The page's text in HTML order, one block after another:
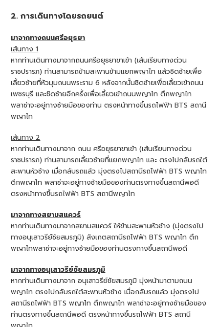
2. การเดินทางโดยรถยนต์
มาจากทางถนนศรีอยุธยา
เส้นทาง 1
หากท่านเดินทางมาจากถนนศรีอยุธยาขาเข้า (เส้นเรียบทางด่วน
ราชปรารภ) ท่านสามารถข้ามสะพานข้ามแยกพญาไท แล้วชิดซ้ายเพื่อ
เลี้ยวซ้ายที่หัวมุมถนนพระราม 6 หลังจากนั้นชิดซ้ายเพื่อเลี้ยวเข้าถนน
เพชรบุรี และชิดซ้ายอีกครั้งเพื่อเลี้ยวเข้าถนนพญาไท ตึกพญาไท
พลาซ่าจะอยู่ทางซ้ายมือของท่าน ตรงหน้าทางขึ้นรถไฟฟ้า BTS สถานี
พญาไท
เส้นทาง 2
หากท่านเดินทางมาจาก ถนน ศรีอยุธยาขาเข้า (เส้นเรียบทางด่วน
ราชปรารภ) ท่านสามารถเลี้ยวซ้ายที่แยกพญาไท และ ตรงไปกลับรถใต้
สะพานหัวช้าง เมื่อกลับรถแล้ว มุ่งตรงไปสถานีรถไฟฟ้า BTS พญาไท
ตึกพญาไท พลาซ่าจะอยู่ทางซ้ายมือของท่านตรงทางขึ้นสถานีพอดี
ตรงหน้าทางขึ้นรถไฟฟ้า BTS สถานีพญาไท
มาจากทางสยามสแควร์
หากท่านเดินทางมาจากสยามสแควร์ ให้ข้ามสะพานหัวช้าง (มุ่งตรงไป
ทางอนุเสาวรีย์ชัยสมรภูมิ) สังเกตสถานีรถไฟฟ้า BTS พญาไท ตึก
พญาไทพลาซ่าจะอยู่ทางซ้ายมือของท่านตรงทางขึ้นสถานีพอดี
มาจากทางอนุเสาวรีย์ชัยสมรภูมิ
หากท่านเดินทางมาจาก อนุเสาวรีย์ชัยสมรภูมิ มุ่งหน้ามาตามถนน
พญาไท ตรงไปกลับรถใต้สะพานหัวช้าง เมื่อกลับรถแล้ว มุ่งตรงไป
สถานีรถไฟฟ้า BTS พญาไท ตึกพญาไท พลาซ่าจะอยู่ทางซ้ายมือของ
ท่านตรงทางขึ้นสถานีพอดี ตรงหน้าทางขึ้นรถไฟฟ้า BTS สถานี